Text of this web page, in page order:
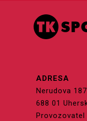
ADRESA
Nerudova 187
688 01
Provozovatel